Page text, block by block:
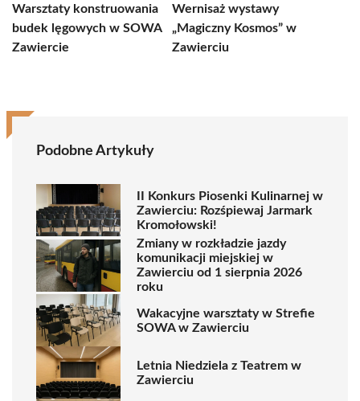
Warsztaty konstruowania
budek lęgowych w SOWA
Zawiercie
Wernisaż wystawy
„Magiczny Kosmos” w
Zawierciu
Podobne Artykuły
II Konkurs Piosenki Kulinarnej w
Zawierciu: Rozśpiewaj Jarmark
Kromołowski!
Zmiany w rozkładzie jazdy
komunikacji miejskiej w
Zawierciu od 1 sierpnia 2026
roku
Wakacyjne warsztaty w Strefie
SOWA w Zawierciu
Letnia Niedziela z Teatrem w
Zawierciu